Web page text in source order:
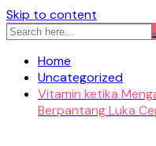
Skip to content
Home
Uncategorized
Vitamin ketika
Berpantang Luka